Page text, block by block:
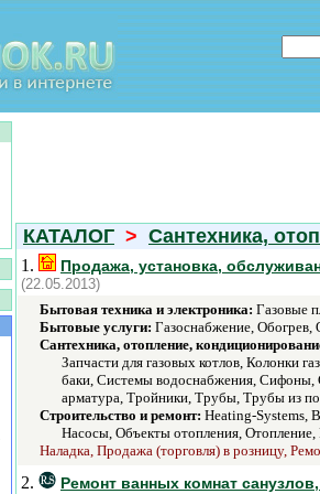
КАТАЛОГ > Сантехника,
1. Продажа, установка,
(22.05.2013)
Бытовая техника и электроника: Газовые
Бытовые услуги: Газоснабжение, Обогрев,
Сантехника, отопление,
Запчасти для газовых котлов, Колонки
баки, Системы водоснабжения, Сифоны,
арматура, Тройники, Трубы, Трубы из
Строительство и ремонт: Heating-Systems,
Насосы, Объекты отопления, Отопление,
Наладка, Продажа (торговля) в розницу,
2. Ремонт ванных комнат